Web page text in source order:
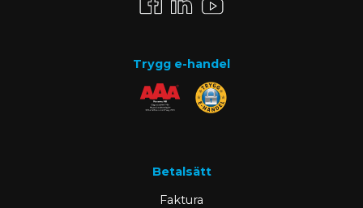
Trygg e-handel
Betalsätt
Faktura